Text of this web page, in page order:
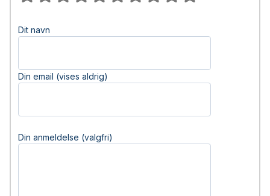
Dit navn
Din email (vises aldrig)
Din anmeldelse (valgfri)